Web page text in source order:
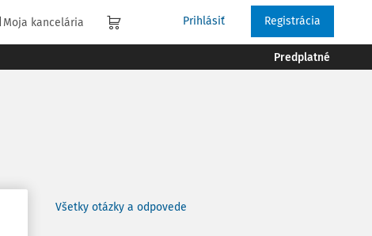
Moja kancelária Prihlásiť Registrácia
Predplatné
Všetky otázky a odpovede